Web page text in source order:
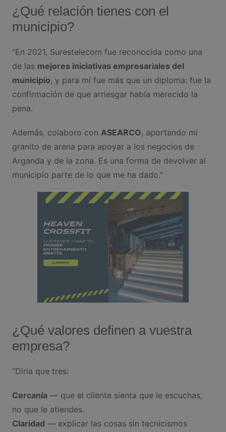
¿Qué relación tienes con el
municipio?
“En 2021, Surestelecom fue reconocida como una
de las mejores iniciativas empresariales del
municipio, y para mí fue más que un diploma: fue la
confirmación de que arriesgar había merecido la
pena.
Además, colaboro con ASEARCO, aportando mi
granito de arena para apoyar a los negocios de
Arganda y de la zona. Es una forma de devolver al
municipio parte de lo que me ha dado.”
¿Qué valores definen a vuestra
empresa?
“Diría que tres:
Cercanía— que el cliente sienta que le escuchas,
no que le atiendes.
Claridad — explicar las cosas sin tecnicismos